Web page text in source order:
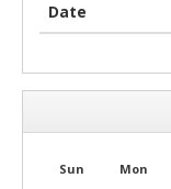
Date
Sun Mon